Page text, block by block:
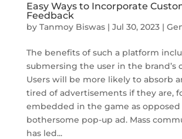
Easy Ways to Incorporate
Feedback
by Tanmoy Biswas| Jul 30, 2023|
The benefits of such a platform
submersing the user in the brand’s
Users will be more likely to absorb
tired of advertisements if they are,
embedded in the game as opposed
bothersome pop-up ad. Mass
has led...